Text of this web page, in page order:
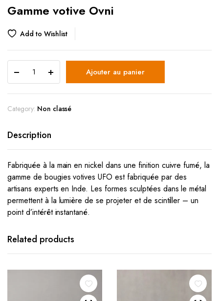
Gamme votive Ovni
Add to Wishlist
Ajouter au panier
Category: Non classé
Description
Fabriquée à la main en nickel dans une finition cuivre fumé, la
gamme de bougies votives UFO est fabriquée par des
artisans experts en Inde. Les formes sculptées dans le métal
permettent à la lumière de se projeter et de scintiller – un
point d’intérêt instantané.
Related products